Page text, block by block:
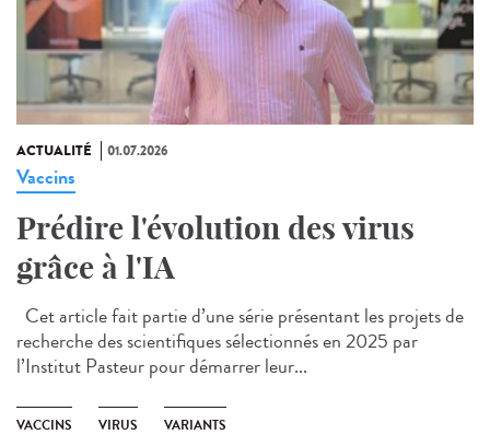
ACTUALITÉ 01.07.2026
Vaccins
Prédire l'évolution des virus
grâce à l'IA
Cet article fait partie d’une série présentant les projets de
recherche des scientifiques sélectionnés en 2025 par
l’Institut Pasteur pour démarrer leur...
VACCINS VIRUS VARIANTS